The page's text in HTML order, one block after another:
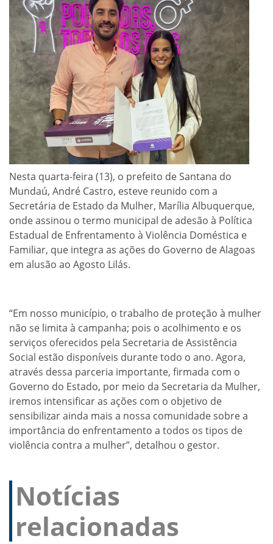
Nesta quarta-feira (13), o prefeito de Santana do
Mundaú, André Castro, esteve reunido com a
Secretária de Estado da Mulher, Marília Albuquerque,
onde assinou o termo municipal de adesão à Política
Estadual de Enfrentamento à Violência Doméstica e
Familiar, que integra as ações do Governo de Alagoas
em alusão ao Agosto Lilás.
“Em nosso município, o trabalho de proteção à mulher
não se limita à campanha; pois o acolhimento e os
serviços oferecidos pela Secretaria de Assistência
Social estão disponíveis durante todo o ano. Agora,
através dessa parceria importante, firmada com o
Governo do Estado, por meio da Secretaria da Mulher,
iremos intensificar as ações com o objetivo de
sensibilizar ainda mais a nossa comunidade sobre a
importância do enfrentamento a todos os tipos de
violência contra a mulher”, detalhou o gestor.
Notícias
relacionadas